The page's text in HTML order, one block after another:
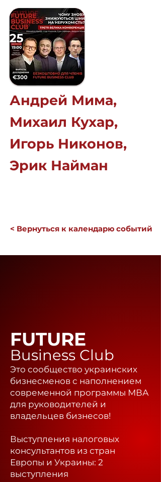
Андрей Мима,
Михаил Кухар,
Игорь Никонов,
Эрик Найман
< Вернуться к календарю событий
FUTURE
Business Club
Это сообщество украинских
бизнесменов с наполнением
современной программы МВА
для руководителей и
владельцев бизнесов!
Выступления налоговых
консультантов из стран
Европы и Украины: 2
выступления